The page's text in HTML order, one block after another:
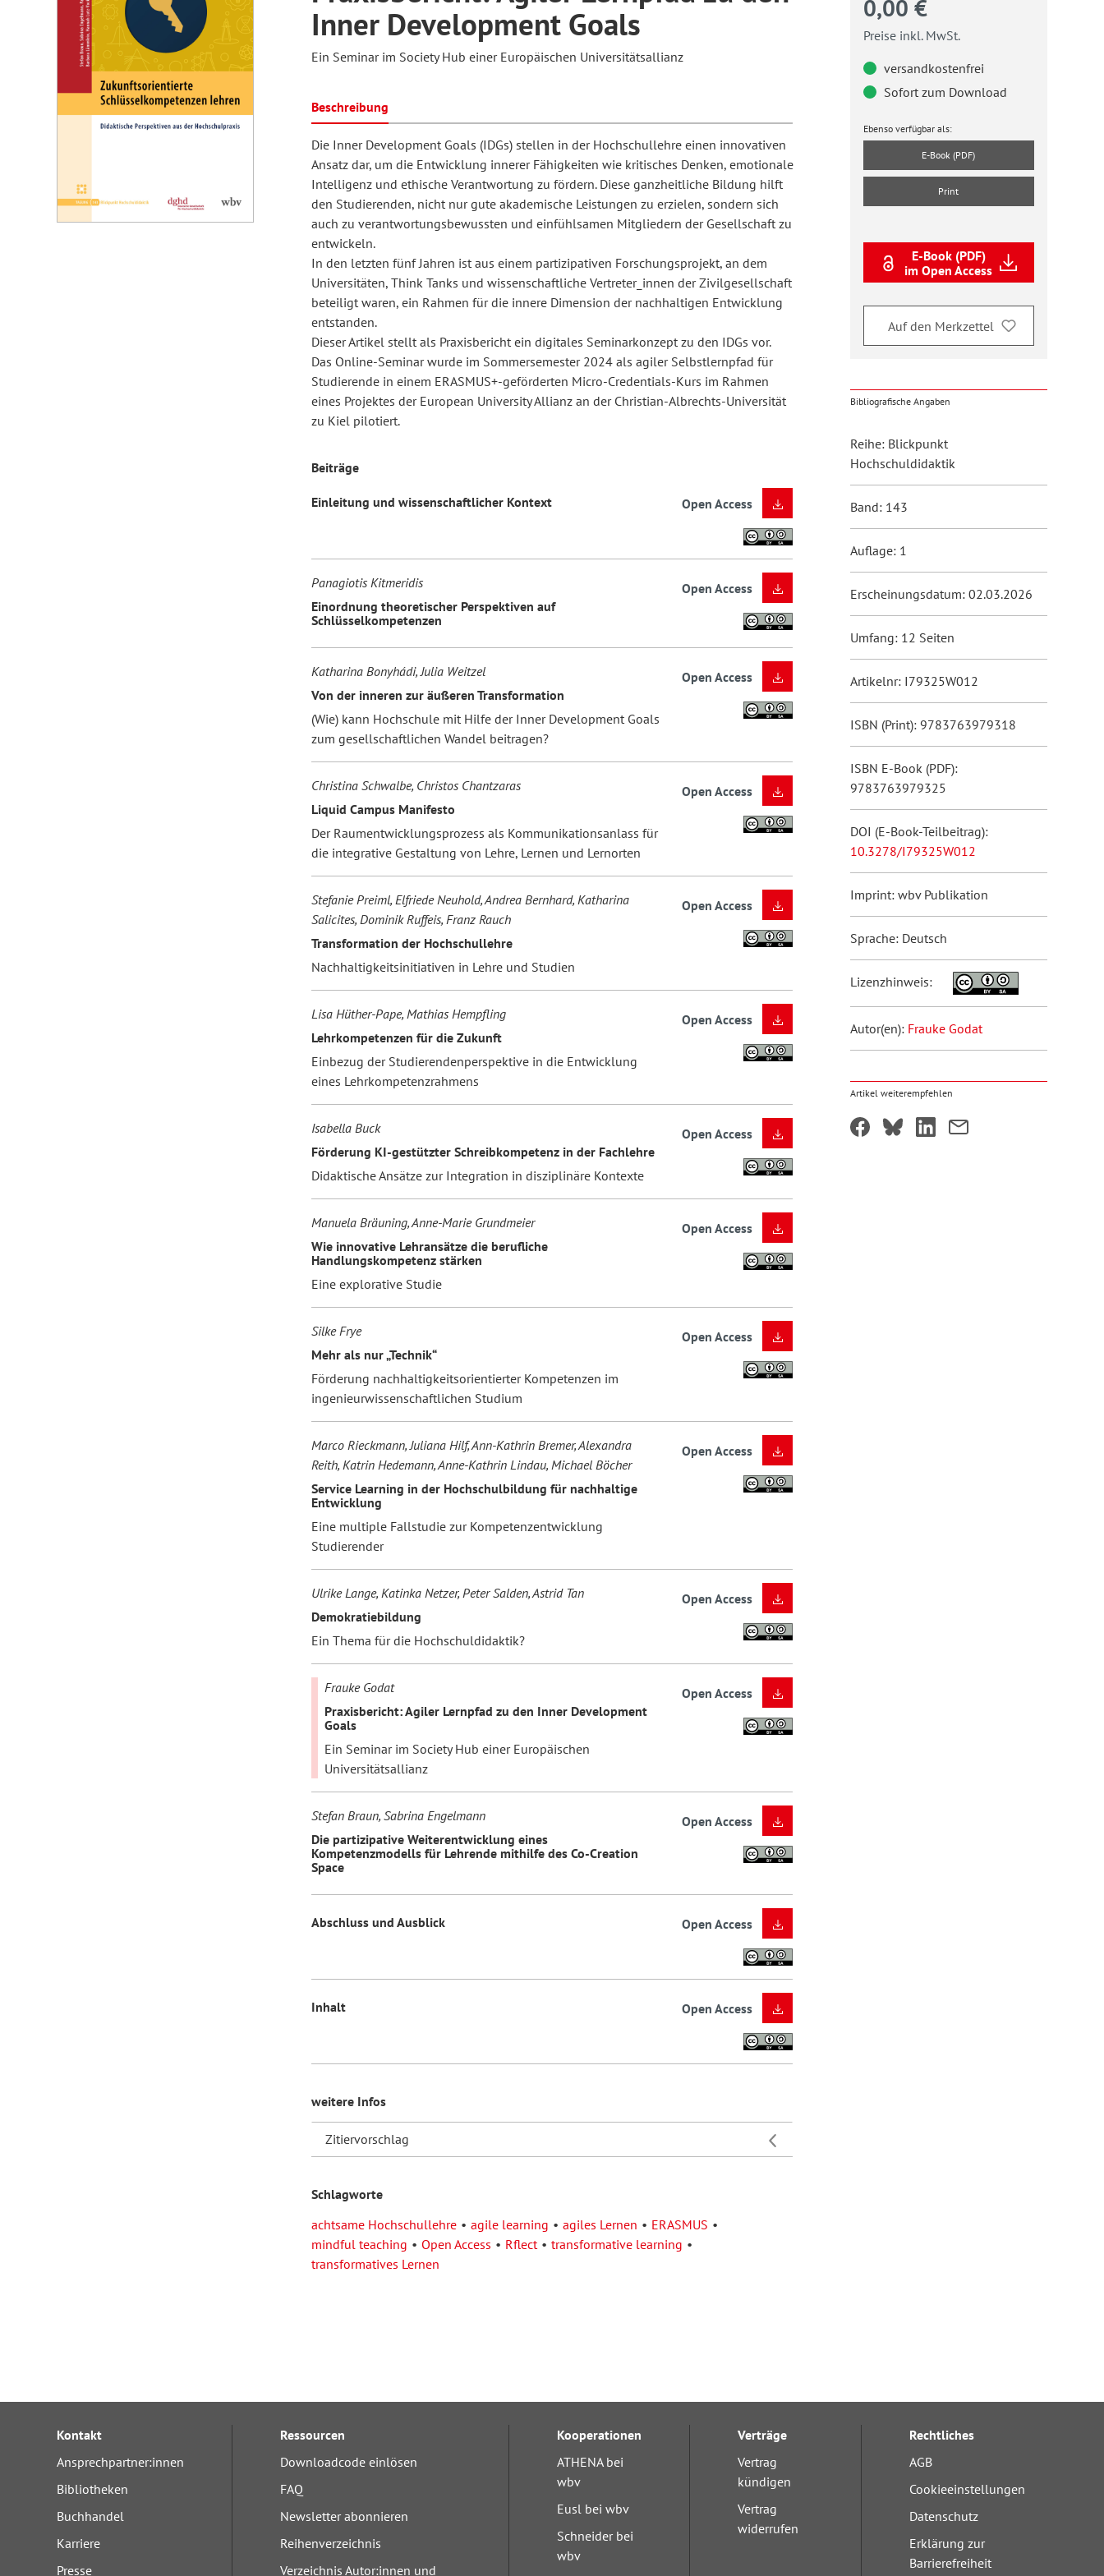
Kulturwissenschaft Philosophie
Tanz und Theater
Medienpädagogik Schule und Unterricht
Sonderpädagogik
Psychologie Soziale Arbeit
Kinder- und Jugendforschung
Personal- und
Organisationsentwicklung
EB Erwachsenenbildung Forum Erwachsenenbildung
Hessische Blätter für Volksbildung
Internationales Jahrbuch der
Erwachsenenbildung
JoSch
Seminar
Zeitschrift für
Fremdsprachenforschung
Inner Development Goals
Ein Seminar im Society Hub einer Europäischen Universitätsallianz
Beschreibung
Die Inner Development Goals (IDGs) stellen in der Hochschullehre einen innovativen
Ansatz dar, um die Entwicklung innerer Fähigkeiten wie kritisches Denken, emotionale
Intelligenz und ethische Verantwortung zu fördern. Diese ganzheitliche Bildung hilft
den Studierenden, nicht nur gute akademische Leistungen zu erzielen, sondern sich
auch zu verantwortungsbewussten und einfühlsamen Mitgliedern der Gesellschaft zu
entwickeln.
In den letzten fünf Jahren ist aus einem partizipativen Forschungsprojekt, an dem
Universitäten, Think Tanks und wissenschaftliche Vertreter_innen der Zivilgesellschaft
beteiligt waren, ein Rahmen für die innere Dimension der nachhaltigen Entwicklung
entstanden.
Dieser Artikel stellt als Praxisbericht ein digitales Seminarkonzept zu den IDGs vor.
Das Online-Seminar wurde im Sommersemester 2024 als agiler Selbstlernpfad für
Studierende in einem ERASMUS+-geförderten Micro-Credentials-Kurs im Rahmen
eines Projektes der European University Allianz an der Christian-Albrechts-Universität
zu Kiel pilotiert.
Beiträge
Einleitung und wissenschaftlicher Kontext Open Access
Panagiotis Kitmeridis
Einordnung theoretischer Perspektiven auf
Schlüsselkompetenzen
Open Access
Katharina Bonyhádi, Julia Weitzel
Von der inneren zur äußeren Transformation
(Wie) kann Hochschule mit Hilfe der Inner Development Goals
zum gesellschaftlichen Wandel beitragen?
Open Access
Christina Schwalbe, Christos Chantzaras
Liquid Campus Manifesto
Der Raumentwicklungsprozess als Kommunikationsanlass für
die integrative Gestaltung von Lehre, Lernen und Lernorten
Open Access
Stefanie Preiml, Elfriede Neuhold, Andrea Bernhard, Katharina
Salicites, Dominik Ruffeis, Franz Rauch
Transformation der Hochschullehre
Nachhaltigkeitsinitiativen in Lehre und Studien
Open Access
Lisa Hüther-Pape, Mathias Hempfling
Lehrkompetenzen für die Zukunft
Einbezug der Studierendenperspektive in die Entwicklung
eines Lehrkompetenzrahmens
Open Access
Isabella Buck
Förderung KI-gestützter Schreibkompetenz in der Fachlehre
Didaktische Ansätze zur Integration in disziplinäre Kontexte
Open Access
Manuela Bräuning, Anne-Marie Grundmeier
Wie innovative Lehransätze die berufliche
Handlungskompetenz stärken
Eine explorative Studie
Open Access
Silke Frye
Mehr als nur „Technik“
Förderung nachhaltigkeitsorientierter Kompetenzen im
ingenieurwissenschaftlichen Studium
Open Access
Marco Rieckmann, Juliana Hilf, Ann-Kathrin Bremer, Alexandra
Reith, Katrin Hedemann, Anne-Kathrin Lindau, Michael Böcher
Service Learning in der Hochschulbildung für nachhaltige
Entwicklung
Eine multiple Fallstudie zur Kompetenzentwicklung
Studierender
Open Access
Ulrike Lange, Katinka Netzer, Peter Salden, Astrid Tan
Demokratiebildung
Ein Thema für die Hochschuldidaktik?
Open Access
Frauke Godat
Praxisbericht: Agiler Lernpfad zu den Inner Development
Goals
Ein Seminar im Society Hub einer Europäischen
Universitätsallianz
Open Access
Stefan Braun, Sabrina Engelmann
Die partizipative Weiterentwicklung eines
Kompetenzmodells für Lehrende mithilfe des Co-Creation
Space
Open Access
Abschluss und Ausblick Open Access
Inhalt Open Access
weitere Infos
Zitiervorschlag
Schlagworte
achtsame Hochschullehre
agile learning agiles Lernen
ERASMUS
mindful teaching
Open Access Rflect
transformative learning
transformatives Lernen
0,00 €
Preise inkl. MwSt.
versandkostenfrei
Sofort zum Download
Ebenso verfügbar als:
E-Book (PDF)
Print
E-Book (PDF)
im Open Access
Auf den Merkzettel
Bibliografische Angaben
Reihe: Blickpunkt
Hochschuldidaktik
Band: 143
Auflage: 1
Erscheinungsdatum: 02.03.2026
Umfang: 12 Seiten
Artikelnr: I79325W012
ISBN (Print): 9783763979318
ISBN E-Book (PDF):
9783763979325
DOI (E-Book-Teilbeitrag):
10.3278/I79325W012
Imprint: wbv Publikation
Sprache: Deutsch
Lizenzhinweis:
Autor(en): Frauke Godat
Artikel weiterempfehlen
Kontakt
Ansprechpartner:innen
Bibliotheken
Buchhandel
Karriere
Presse
Ressourcen
Downloadcode einlösen
FAQ
Newsletter abonnieren
Reihenverzeichnis
Verzeichnis Autor:innen und
Kooperationen
ATHENA bei
wbv
Eusl bei wbv
Schneider bei
wbv
Verträge
Vertrag
kündigen
Vertrag
widerrufen
Rechtliches
AGB
Cookieeinstellungen
Datenschutz
Erklärung zur
Barrierefreiheit